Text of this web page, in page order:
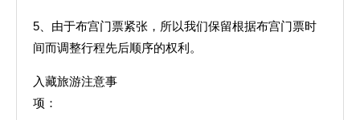
5、由于布宫门票紧张，所以我们保留根据布宫门票时
间而调整行程先后顺序的权利。
入藏旅游注意事
项：